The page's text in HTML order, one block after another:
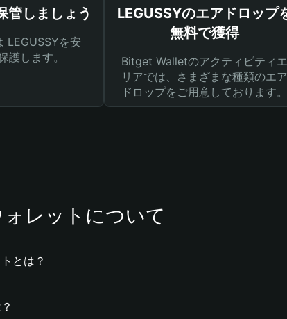
管しましょう
LEGUSSYを安
護します。
LEGUSSYのエアドロップ
無料で獲得
Bitget Walletのアクティビティエ
リアでは、さまざまな種類のエア
ドロップをご用意しております。
ォレットについて
とは？